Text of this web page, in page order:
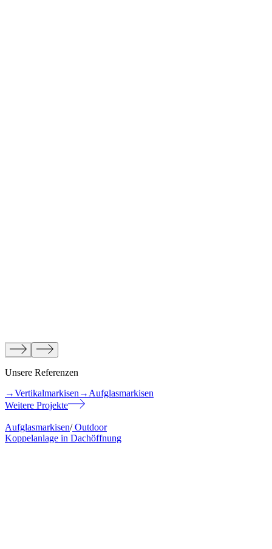
Unsere Referenzen
→Vertikalmarkisen → Aufglasmarkisen
Weitere Projekte
Aufglasmarkisen/Outdoor
Koppelanlage in Dachöffnung